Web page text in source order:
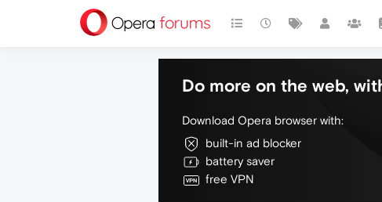
Do more on the web,
Download Opera browser with:
built-in ad blocker
battery saver
free VPN